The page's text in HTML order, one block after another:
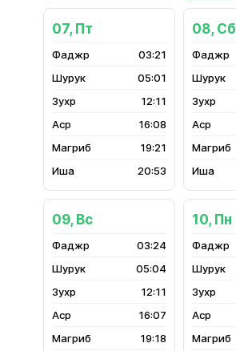
07, Пт
03:21
05:01
12:11
16:08
19:21
20:53
08, Сб
09, Вс
03:24
05:04
12:11
16:07
19:18
10, Пн